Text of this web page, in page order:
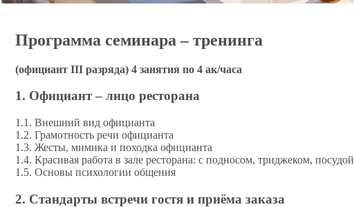
Программа семинара – тренинга
(официант III разряда) 4 занятия по 4 ак/часа
1. Официант – лицо ресторана
1.1. Внешний вид официанта
1.2. Грамотность речи официанта
1.3. Жесты, мимика и походка официанта
1.4. Красивая работа в зале ресторана: с подносом, триджеком, посудой
1.5. Основы психологии общения
2. Стандарты встречи гостя и приёма заказа